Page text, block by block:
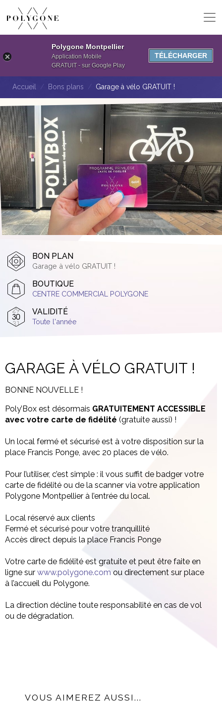
Polygone Montpellier
Application Mobile
GRATUIT - sur Google Play
TÉLÉCHARGER
Accueil Bons plans Garage à vélo GRATUIT !
BON PLAN
Garage à vélo GRATUIT !
BOUTIQUE
CENTRE COMMERCIAL POLYGONE
VALIDITÉ
Toute l'année
GARAGE À VÉLO GRATUIT !
BONNE NOUVELLE !
Poly’Box est désormais GRATUITEMENT ACCESSIBLE
avec votre carte de fidélité (gratuite aussi) !
Un local fermé et sécurisé est à votre disposition sur la
place Francis Ponge, avec 20 places de vélo.
Pour l’utiliser, c’est simple : il vous suffit de badger votre
carte de fidélité ou de la scanner via votre application
Polygone Montpellier à l’entrée du local.
Local réservé aux clients
Fermé et sécurisé pour votre tranquillité
Accès direct depuis la place Francis Ponge
Votre carte de fidélité est gratuite et peut être faite en
ligne sur www.polygone.com ou directement sur place
à l’accueil du Polygone.
La direction décline toute responsabilité en cas de vol
ou de dégradation.
VOUS AIMEREZ AUSSI...